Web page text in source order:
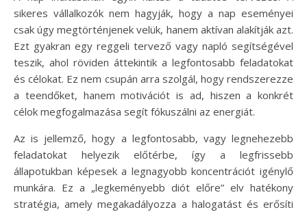
sikeres vállalkozók nem hagyják, hogy a nap eseményei
csak úgy megtörténjenek velük, hanem aktívan alakítják azt.
Ezt gyakran egy reggeli tervező vagy napló segítségével
teszik, ahol röviden áttekintik a legfontosabb feladatokat
és célokat. Ez nem csupán arra szolgál, hogy rendszerezze
a teendőket, hanem motivációt is ad, hiszen a konkrét
célok megfogalmazása segít fókuszálni az energiát.
Az is jellemző, hogy a legfontosabb, vagy legnehezebb
feladatokat helyezik előtérbe, így a legfrissebb
állapotukban képesek a legnagyobb koncentrációt igénylő
munkára. Ez a „legkeményebb diót előre” elv hatékony
stratégia, amely megakadályozza a halogatást és erősíti